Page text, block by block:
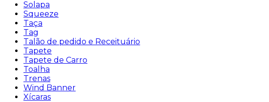
Solapa
Squeeze
Taça
Tag
Talão de pedido e Receituário
Tapete
Tapete de Carro
Toalha
Trenas
Wind Banner
Xícaras